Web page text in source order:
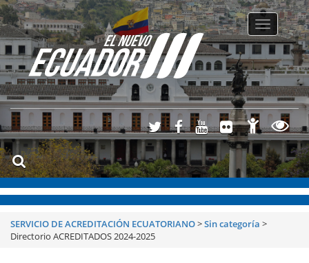
Toggle
SERVICIO DE ACREDITACIÓN ECUATORIANO>Sin categoría >
Directorio ACREDITADOS 2024-2025